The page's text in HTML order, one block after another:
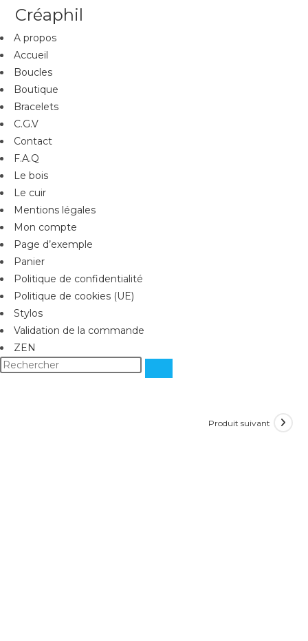
Créaphil
A propos
Accueil
Boucles
Boutique
Bracelets
C.G.V
Contact
F.A.Q
Le bois
Le cuir
Mentions légales
Mon compte
Page d’exemple
Panier
Politique de confidentialité
Politique de cookies (UE)
Stylos
Validation de la commande
ZEN
Produit suivant